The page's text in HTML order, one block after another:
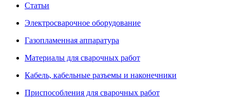
Статьи
Электросварочное оборудование
Газопламенная аппаратура
Материалы для сварочных работ
Кабель, кабельные разъемы и наконечники
Приспособления для сварочных работ